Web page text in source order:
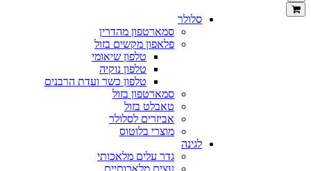
סלולר
סמארטפון מהדרין
פלאפון מקשים בזול
טלפון שיאומי
טלפון נוקיה
טלפון כשר ועדת הרבנים
סמארטפון בזול
טאבלט בזול
אביזרים לסלולר
מוצרי בלוטוס
לגינה
גדר עלים מלאכותי
עצים מלאכותיים